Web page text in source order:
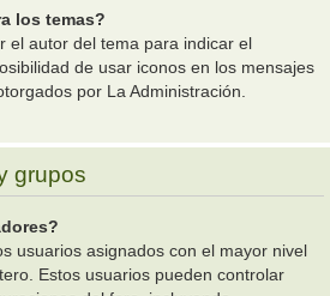
los temas?
el autor del tema para indicar el
de usar iconos en los mensajes
por La Administración.
grupos
usuarios asignados con el mayor nivel
Estos usuarios pueden controlar